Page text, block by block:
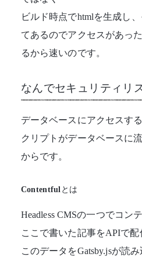
ビルド時点でhtmlを生成し
てあるのでアクセスがあっ
るから速いのです。
なんでセキュリティリ
データベースにアクセスす
クリプトがデータベースに
からです。
Contentfulとは
Headless CMSの一つでコン
ここで書いた記事をAPIで配
このデータをGatsby.jsが読